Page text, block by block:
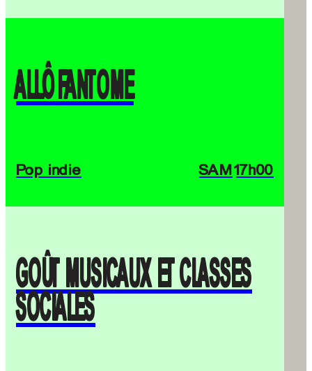
ALLÔ FANTOME
Pop indie SAM 17h00
GOÛT MUSICAUX ET CLASSES
SOCIALES